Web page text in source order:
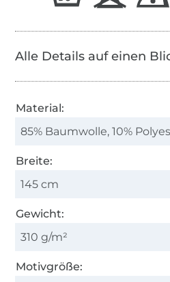
Alle Details auf einen
Material:
85% Baumwolle, 10%
Breite:
145 cm
Gewicht:
310 g/m²
Motivgröße: